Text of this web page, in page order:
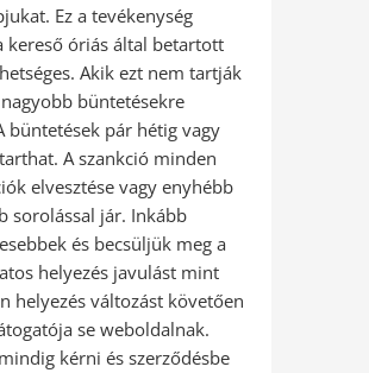
Ez a tevékenység
kereső óriás által betartott
Akik ezt nem tartják
büntetésekre
büntetések pár hétig vagy
A szankció minden
elvesztése vagy enyhébb
sorolással jár. Inkább
és becsüljük meg a
helyezés javulást mint
helyezés változást követően
se weboldalnak.
kérni és szerződésbe